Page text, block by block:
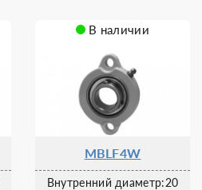
В наличии
MBLF4W
Внутренний диаметр:20